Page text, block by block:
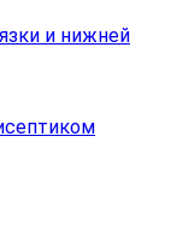
и нижней